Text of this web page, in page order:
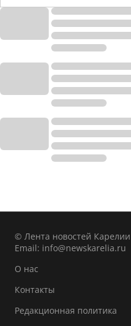
© Лента новостей Карелии
Email: info@newskarelia.ru
О нас
Контакты
Редакционная политика